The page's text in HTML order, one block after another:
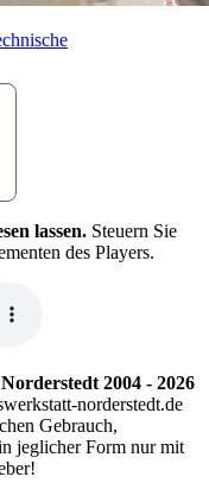
lassen. Steuern Sie
des Players.
2004 - 2026
norderstedt.de
Gebrauch,
jeglicher Form nur mit